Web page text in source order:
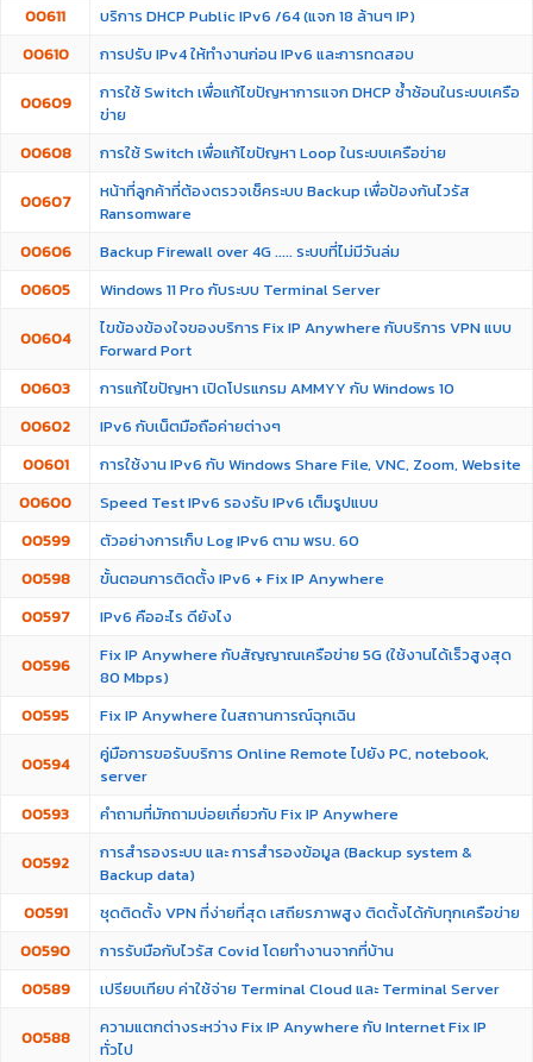
00611
บริการ DHCP Public IPv6 /64 (แจก 18 ล้านๆ IP)
00610
การปรับ IPv4 ให้ทำงานก่อน IPv6 และการทดสอบ
00609
การใช้ Switch เพื่อแก้ไขปัญหาการแจก DHCP ซ้ำซ้อนในระบบเครือ
ข่าย
00608
การใช้ Switch เพื่อแก้ไขปัญหา Loop ในระบบเครือข่าย
00607
หน้าที่ลูกค้าที่ต้องตรวจเช็คระบบ Backup เพื่อป้องกันไวรัส
Ransomware
00606
Backup Firewall over 4G ..... ระบบที่ไม่มีวันล่ม
00605
Windows 11 Pro กับระบบ Terminal Server
00604
ไขข้องข้องใจของบริการ Fix IP Anywhere กับบริการ VPN แบบ
Forward Port
00603
การแก้ไขปัญหา เปิดโปรแกรม AMMYY กับ Windows 10
00602
IPv6 กับเน็ตมือถือค่ายต่างๆ
00601
การใช้งาน IPv6 กับ Windows Share File, VNC, Zoom, Website
00600
Speed Test IPv6 รองรับ IPv6 เต็มรูปแบบ
00599
ตัวอย่างการเก็บ Log IPv6 ตาม พรบ. 60
00598
ขั้นตอนการติดตั้ง IPv6 + Fix IP Anywhere
00597
IPv6 คืออะไร ดียังไง
00596
Fix IP Anywhere กับสัญญาณเครือข่าย 5G (ใช้งานได้เร็วสูงสุด
80 Mbps)
00595
Fix IP Anywhere ในสถานการณ์ฉุกเฉิน
00594
คู่มือการขอรับบริการ Online Remote ไปยัง PC, notebook,
server
00593
คำถามที่มักถามบ่อยเกี่ยวกับ Fix IP Anywhere
00592
การสำรองระบบ และ การสำรองข้อมูล (Backup system &
Backup data)
00591
ชุดติดตั้ง VPN ที่ง่ายที่สุด เสถียรภาพสูง ติดตั้งได้กับทุกเครือข่าย
00590
การรับมือกับไวรัส Covid โดยทำงานจากที่บ้าน
00589
เปรียบเทียบ ค่าใช้จ่าย Terminal Cloud และ Terminal Server
00588
ความแตกต่างระหว่าง Fix IP Anywhere กับ Internet Fix IP
ทั่วไป